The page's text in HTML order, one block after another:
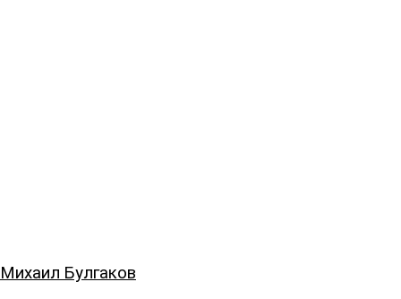
Михаил Булгаков